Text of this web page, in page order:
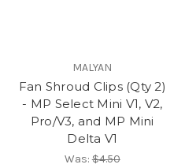
MALYAN
Fan Shroud Clips (Qty 2)
- MP Select Mini V1, V2,
Pro/V3, and MP Mini
Delta V1
Was:$4.50